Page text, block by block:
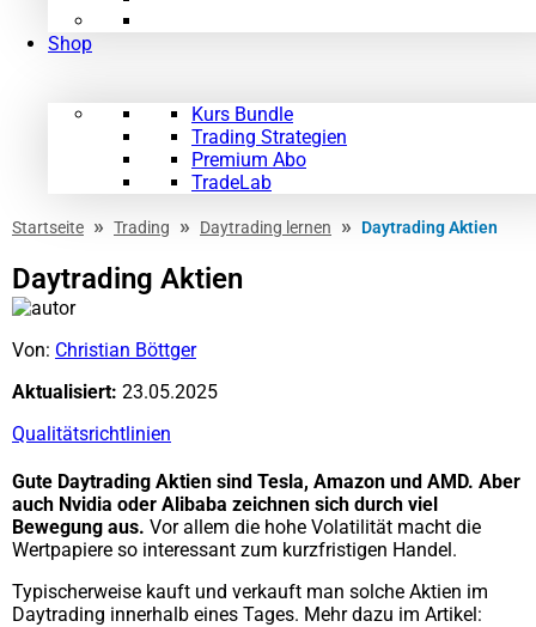
Shop
Kurs Bundle
Trading Strategien
Premium Abo
TradeLab
Startseite » Trading » Daytrading lernen » Daytrading Aktien
Daytrading Aktien
Von: Christian Böttger
Aktualisiert: 23.05.2025
Qualitätsrichtlinien
Gute Daytrading Aktien sind Tesla, Amazon und AMD. Aber
auch Nvidia oder Alibaba zeichnen sich durch viel
Bewegung aus. Vor allem die hohe Volatilität macht die
Wertpapiere so interessant zum kurzfristigen Handel.
Typischerweise kauft und verkauft man solche Aktien im
Daytrading innerhalb eines Tages. Mehr dazu im Artikel: